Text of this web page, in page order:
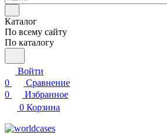
Каталог
По всему сайту
По каталогу
Войти
0
Сравнение
0
Избранное
0 Корзина